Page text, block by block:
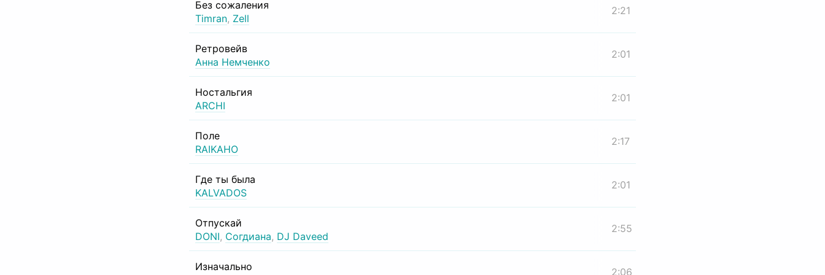
Без сожаления
Timran, Zell
2:21
Ретровейв
Анна Немченко
2:01
Ностальгия
ARCHI
2:01
Поле
RAIKAHO
2:17
Где ты была
KALVADOS
2:01
Отпускай
DONI, Согдиана, DJ Daveed
2:55
Изначально
2:06